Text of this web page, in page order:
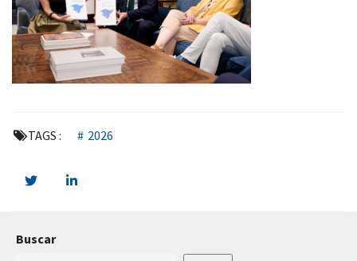
TAGS : 2026
Buscar